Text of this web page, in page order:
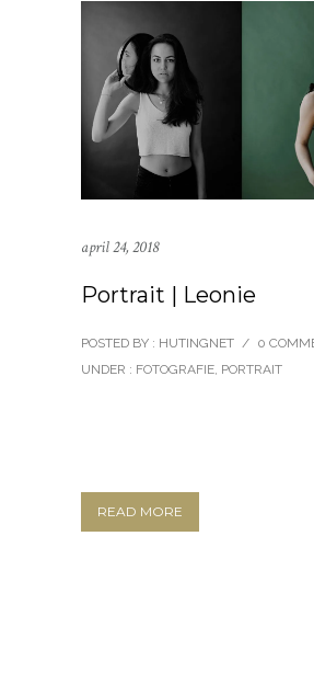
april 24, 2018
Portrait | Leonie
POSTED BY : HUTINGNET / 0
UNDER : FOTOGRAFIE, PORTRAIT
READ MORE